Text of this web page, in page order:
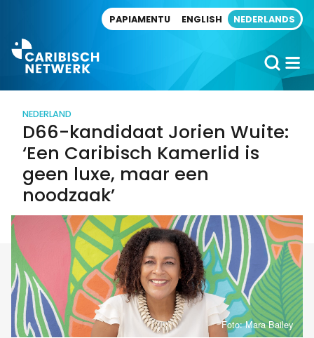
PAPIAMENTU ENGLISH NEDERLANDS
NEDERLAND
D66-kandidaat Jorien Wuite:
‘Een Caribisch Kamerlid is
geen luxe, maar een
noodzaak’
Foto: Mara Bailey